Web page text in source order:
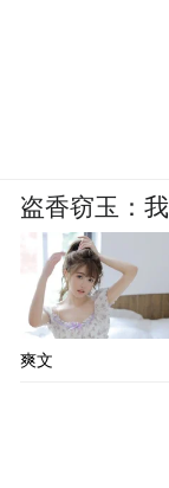
盗香窃玉：
爽文